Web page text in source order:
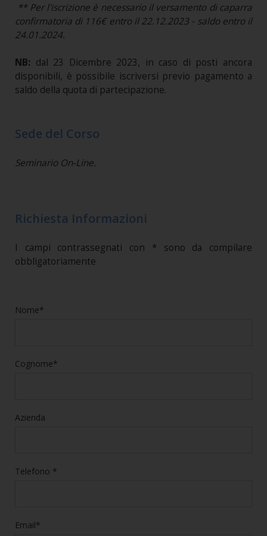
** Per l'iscrizione è necessario il versamento di caparra
confirmatoria di 116€ entro il 22.12.2023 - saldo entro il
24.01.2024.
NB: dal 23 Dicembre 2023, in caso di posti ancora
disponibili, è possibile iscriversi previo pagamento a
saldo della quota di partecipazione.
Sede del Corso
Seminario On-Line.
Richiesta Informazioni
I campi contrassegnati con * sono da compilare
obbligatoriamente
Nome*
Cognome*
Azienda
Telefono *
Email*